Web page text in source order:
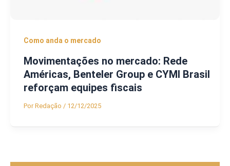
Como anda o mercado
Movimentações no mercado: Rede
Américas, Benteler Group e CYMI Brasil
reforçam equipes fiscais
PorRedação / 12/12/2025